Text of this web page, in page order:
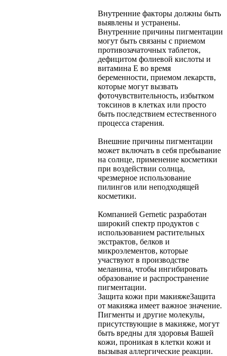
Внутренние факторы должны быть
выявлены и устранены.
Внутренние причины пигментации
могут быть связаны с приемом
противозачаточных таблеток,
дефицитом фолиевой кислоты и
витамина Е во время
беременности, приемом лекарств,
которые могут вызвать
фоточувствительность, избытком
токсинов в клетках или просто
быть последствием естественного
процесса старения.
Внешние причины пигментации
может включать в себя пребывание
на солнце, применение косметики
при воздействии солнца,
чрезмерное использование
пилингов или неподходящей
косметики.
Компанией Gernetic разработан
широкий спектр продуктов с
использованием растительных
экстрактов, белков и
микроэлементов, которые
участвуют в производстве
меланина, чтобы ингибировать
образование и распространение
пигментации.
Защита кожи при макияжеЗащита
от макияжа имеет важное значение.
Пигменты и другие молекулы,
присутствующие в макияже, могут
быть вредны для здоровья Вашей
кожи, проникая в клетки кожи и
вызывая аллергические реакции.